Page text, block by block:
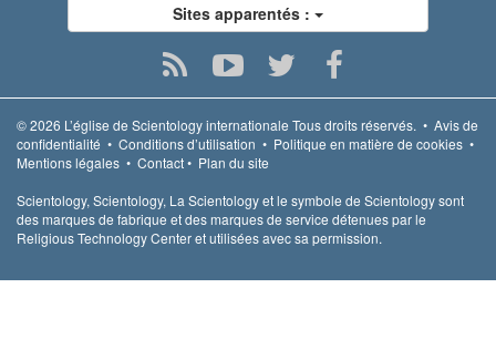
Sites apparentés :
© 2026 L’église de Scientology internationale Tous droits réservés. • Avis de
confidentialité • Conditions d’utilisation • Politique en matière de cookies •
Mentions légales • Contact• Plan du site
Scientology, Scientology, La Scientology et le symbole de Scientology sont
des marques de fabrique et des marques de service détenues par le
Religious Technology Center et utilisées avec sa permission.